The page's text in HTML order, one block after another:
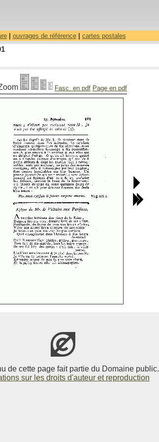
| ouvrages de référence| cartes postales
Fasc. en pdf Page en pdf
de cette page fait partie du Domaine public.
sur les droits d'auteur et reproduction